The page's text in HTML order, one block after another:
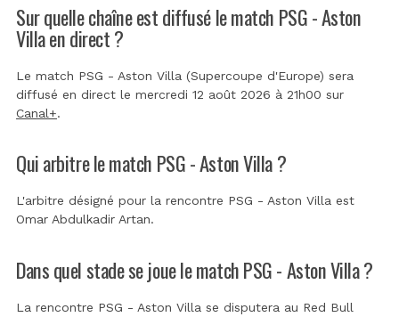
Sur quelle chaîne est diffusé le match PSG - Aston
Villa en direct ?
Le match PSG - Aston Villa (Supercoupe d'Europe) sera
diffusé en direct le mercredi 12 août 2026 à 21h00 sur
Canal+.
Qui arbitre le match PSG - Aston Villa ?
L'arbitre désigné pour la rencontre PSG - Aston Villa est
Omar Abdulkadir Artan.
Dans quel stade se joue le match PSG - Aston Villa ?
La rencontre PSG - Aston Villa se disputera au Red Bull